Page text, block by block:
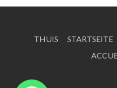
THUIS STARTSEITE